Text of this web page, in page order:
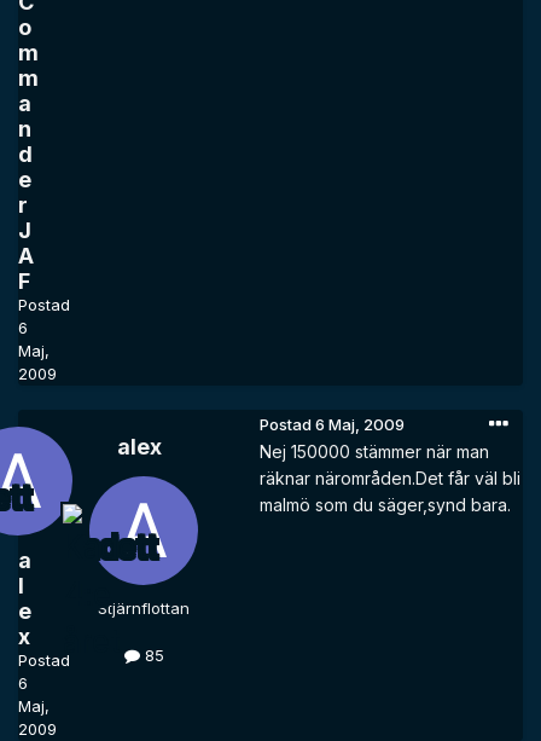
o
m
m
a
n
d
e
r
J
A
F
Postad
6
Maj,
2009
a
l
e
x
Postad
6
Maj,
2009
alex
Stjärnflottan
85
Postad6 Maj, 2009
Nej 150000 stämmer när man
räknar närområden.Det får väl bli
malmö som du säger,synd bara.